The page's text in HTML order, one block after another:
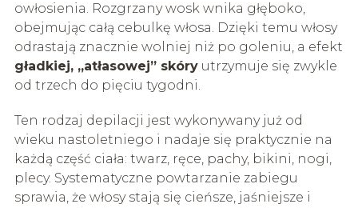
owłosienia. Rozgrzany wosk wnika głęboko,
obejmując całą cebulkę włosa. Dzięki temu włosy
odrastają znacznie wolniej niż po goleniu, a efekt
gładkiej, „atłasowej” skóryutrzymuje się zwykle
od trzech do pięciu tygodni.
Ten rodzaj depilacji jest wykonywany już od
wieku nastoletniego i nadaje się praktycznie na
każdą część ciała: twarz, ręce, pachy, bikini, nogi,
plecy. Systematyczne powtarzanie zabiegu
sprawia, że włosy stają się cieńsze, jaśniejsze i